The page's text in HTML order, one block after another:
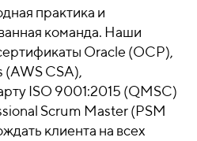
практика и
команда. Наши
Oracle (OCP),
(AWS CSA),
ISO 9001:2015 (QMSC)
Scrum Master (PSM
клиента на всех